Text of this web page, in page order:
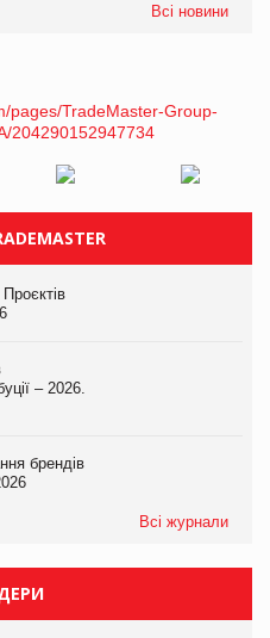
Всі новини
– 2026.
брендів
Всі журнали